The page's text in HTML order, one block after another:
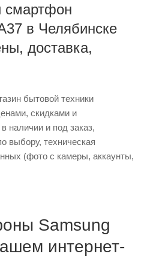
смартфон
в Челябинске
доставка,
бытовой техники
скидками и
наличии и под заказ,
выбору, техническая
(фото с камеры, аккаунты,
Samsung
интернет-